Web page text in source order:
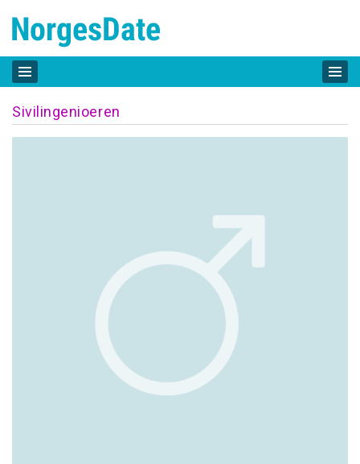
Sivilingenioeren